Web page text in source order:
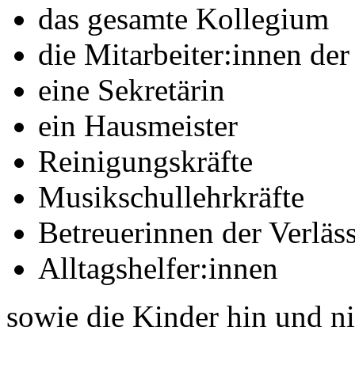
das gesamte Kollegium
die Mitarbeiter:innen
eine Sekretärin
ein Hausmeister
Reinigungskräfte
Musikschullehrkräfte
Betreuerinnen der
Alltagshelfer:innen
sowie die Kinder hin und